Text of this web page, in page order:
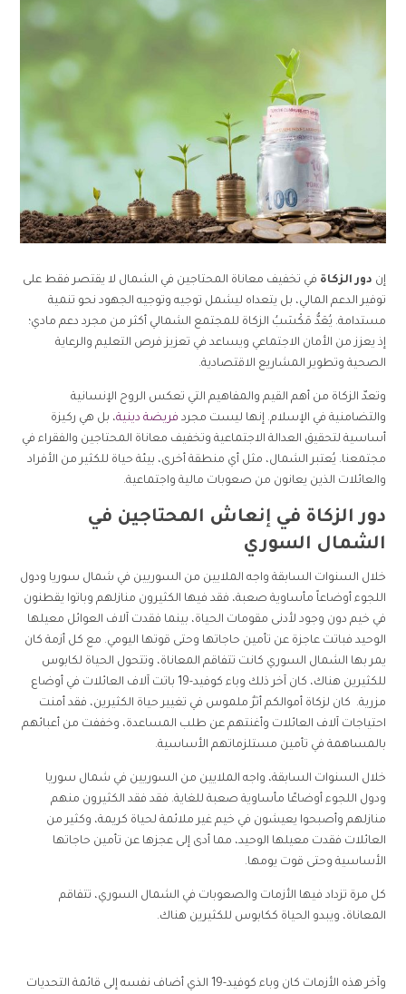
إن دور الزكاة في تخفيف معاناة المحتاجين في الشمال لا يقتصر فقط على
توفير الدعم المالي، بل يتعداه ليشمل توجيه وتوجيه الجهود نحو تنمية
مستدامة. يُعَدُّ مَكْسَبُ الزكاة للمجتمع الشمالي أكثر من مجرد دعم مادي؛
إذ يعزز من الأمان الاجتماعي ويساعد في تعزيز فرص التعليم والرعاية
الصحية وتطوير المشاريع الاقتصادية.
وتعدّ الزكاة من أهم القيم والمفاهيم التي تعكس الروح الإنسانية
والتضامنية في الإسلام. إنها ليست مجرد فريضة دينية، بل هي ركيزة
أساسية لتحقيق العدالة الاجتماعية وتخفيف معاناة المحتاجين والفقراء في
مجتمعنا. يُعتبر الشمال، مثل أي منطقة أخرى، بيئة حياة للكثير من الأفراد
والعائلات الذين يعانون من صعوبات مالية واجتماعية.
دور الزكاة في إنعاش المحتاجين في
الشمال السوري
خلال السنوات السابقة واجه الملايين من السوريين في شمال سوريا ودول
اللجوء أوضاعاً مأساوية صعبة، فقد فيها الكثيرون منازلهم وباتوا يقطنون
في خيم دون وجود لأدنى مقومات الحياة، بينما فقدت آلاف العوائل معيلها
الوحيد فباتت عاجزة عن تأمين حاجاتها وحتى قوتها اليومي. مع كل أزمة كان
يمر بها الشمال السوري كانت تتفاقم المعاناة، وتتحول الحياة لكابوس
للكثيرين هناك، كان آخر ذلك وباء كوفيد-19 باتت آلاف العائلات في أوضاع
مزرية. كان لزكاة أموالكم أثرٌ ملموس في تغيير حياة الكثيرين، فقد أمنت
احتياجات آلاف العائلات وأغنتهم عن طلب المساعدة، وخففت من أعبائهم
بالمساهمة في تأمين مستلزماتهم الأساسية.
خلال السنوات السابقة، واجه الملايين من السوريين في شمال سوريا
ودول اللجوء أوضاعًا مأساوية صعبة للغاية. فقد فقد الكثيرون منهم
منازلهم وأصبحوا يعيشون في خيم غير ملائمة لحياة كريمة، وكثير من
العائلات فقدت معيلها الوحيد، مما أدى إلى عجزها عن تأمين حاجاتها
الأساسية وحتى قوت يومها.
كل مرة تزداد فيها الأزمات والصعوبات في الشمال السوري، تتفاقم
المعاناة، ويبدو الحياة ككابوس للكثيرين هناك.
وآخر هذه الأزمات كان وباء كوفيد-19 الذي أضاف نفسه إلى قائمة التحديات